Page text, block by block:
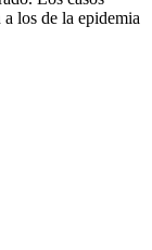
a los de la epidemia